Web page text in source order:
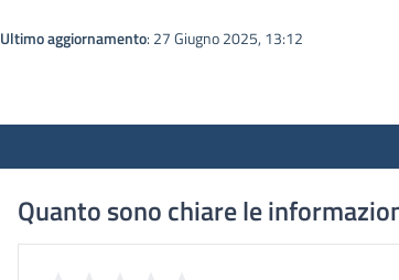
Ultimo aggiornamento: 27 Giugno 2025, 13:12
Quanto sono chiare le